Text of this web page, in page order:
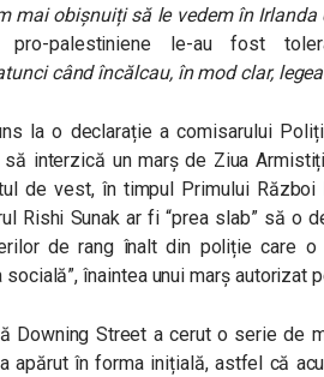
mai obișnuiți să le vedem în Irlanda
pro-palestiniene le-au fost
când încălcau, în mod clar,
la o declarație a comisarului
interzică un marș de Ziua
de vest, în timpul Primului Război
Rishi Sunak ar fi “prea slab” să o
de rang înalt din poliție care
înaintea unui marș autorizat
Downing Street a cerut o serie de
apărut în forma inițială, astfel că